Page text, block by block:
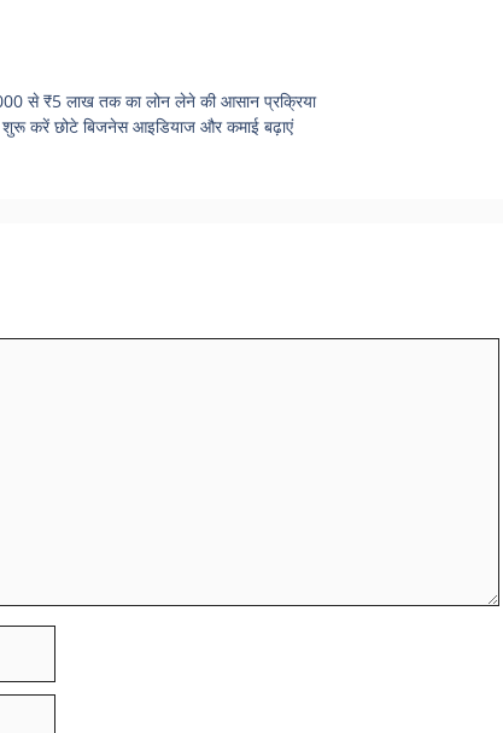
से ₹5 लाख तक का लोन लेने की आसान प्रक्रिया
करें छोटे बिजनेस आइडियाज और कमाई बढ़ाएं